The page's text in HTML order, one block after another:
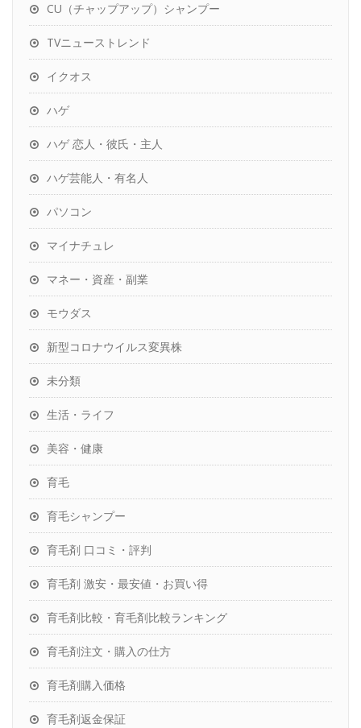
CU（チャップアップ）シャンプー
TVニューストレンド
イクオス
ハゲ
ハゲ 恋人・彼氏・主人
ハゲ芸能人・有名人
パソコン
マイナチュレ
マネー・資産・副業
モウダス
新型コロナウイルス変異株
未分類
生活・ライフ
美容・健康
育毛
育毛シャンプー
育毛剤 口コミ・評判
育毛剤 激安・最安値・お買い得
育毛剤比較・育毛剤比較ランキング
育毛剤注文・購入の仕方
育毛剤購入価格
育毛剤返金保証